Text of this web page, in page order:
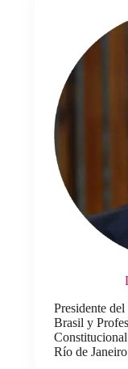
Presidente
Brasil y
Río de